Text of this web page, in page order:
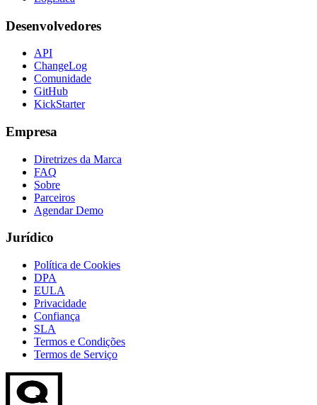
Desenvolvedores
API
ChangeLog
Comunidade
GitHub
KickStarter
Empresa
Diretrizes da Marca
FAQ
Sobre
Parceiros
Agendar Demo
Jurídico
Política de Cookies
DPA
EULA
Privacidade
Confiança
SLA
Termos e Condições
Termos de Serviço